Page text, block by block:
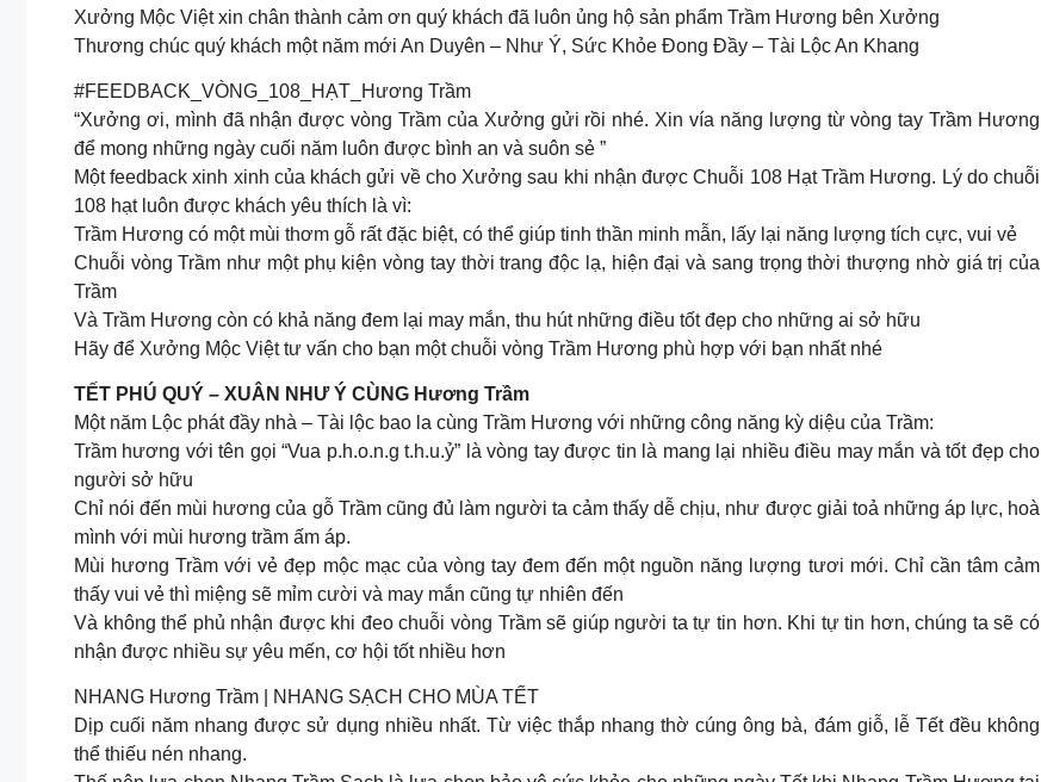
Xưởng Mộc Việt xin chân thành cảm ơn quý khách đã luôn ủng hộ sản phẩm Trầm Hương bên Xưởng
Thương chúc quý khách một năm mới An Duyên – Như Ý, Sức Khỏe Đong Đầy – Tài Lộc An Khang
#FEEDBACK_VÒNG_108_HẠT_Hương Trầm
“Xưởng ơi, mình đã nhận được vòng Trầm của Xưởng gửi rồi nhé. Xin vía năng lượng từ vòng tay Trầm Hương
để mong những ngày cuối năm luôn được bình an và suôn sẻ ”
Một feedback xinh xinh của khách gửi về cho Xưởng sau khi nhận được Chuỗi 108 Hạt Trầm Hương. Lý do chuỗi
108 hạt luôn được khách yêu thích là vì:
Trầm Hương có một mùi thơm gỗ rất đặc biệt, có thể giúp tinh thần minh mẫn, lấy lại năng lượng tích cực, vui vẻ
Chuỗi vòng Trầm như một phụ kiện vòng tay thời trang độc lạ, hiện đại và sang trọng thời thượng nhờ giá trị của
Trầm
Và Trầm Hương còn có khả năng đem lại may mắn, thu hút những điều tốt đẹp cho những ai sở hữu
Hãy để Xưởng Mộc Việt tư vấn cho bạn một chuỗi vòng Trầm Hương phù hợp với bạn nhất nhé
TẾT PHÚ QUÝ – XUÂN NHƯ Ý CÙNG Hương Trầm
Một năm Lộc phát đầy nhà – Tài lộc bao la cùng Trầm Hương với những công năng kỳ diệu của Trầm:
Trầm hương với tên gọi “Vua p.h.o.n.g t.h.u.ỷ” là vòng tay được tin là mang lại nhiều điều may mắn và tốt đẹp cho
người sở hữu
Chỉ nói đến mùi hương của gỗ Trầm cũng đủ làm người ta cảm thấy dễ chịu, như được giải toả những áp lực, hoà
mình với mùi hương trầm ấm áp.
Mùi hương Trầm với vẻ đẹp mộc mạc của vòng tay đem đến một nguồn năng lượng tươi mới. Chỉ cần tâm cảm
thấy vui vẻ thì miệng sẽ mỉm cười và may mắn cũng tự nhiên đến
Và không thể phủ nhận được khi đeo chuỗi vòng Trầm sẽ giúp người ta tự tin hơn. Khi tự tin hơn, chúng ta sẽ có
nhận được nhiều sự yêu mến, cơ hội tốt nhiều hơn
NHANG Hương Trầm | NHANG SẠCH CHO MÙA TẾT
Dịp cuối năm nhang được sử dụng nhiều nhất. Từ việc thắp nhang thờ cúng ông bà, đám giỗ, lễ Tết đều không
thể thiếu nén nhang.